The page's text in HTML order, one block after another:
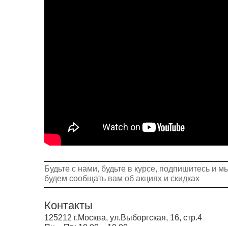
Будьте с нами, будьте в курсе, подпишитесь и
будем сообщать вам об акциях и скидках
Контакты
125212 г.Москва, ул.Выборгская, 16, стр.4